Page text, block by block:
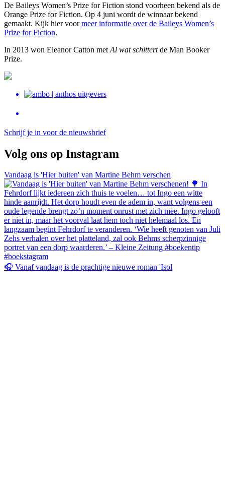
De Baileys Women’s Prize for Fiction stond voorheen bekend als de
Orange Prize for Fiction. Op 4 juni wordt de winnaar bekend
gemaakt. Kijk hier voormeer informatie over de Baileys Women’s
Prize for Fiction.
In 2013 won Eleanor Catton met Al wat schittertde Man Booker
Prize.
Schrijf je in voor de nieuwsbrief
Volg ons op Instagram
Vandaag is 'Hier buiten' van Martine Behm verschen
🎧 Vanaf vandaag is de prachtige nieuwe roman 'Isol